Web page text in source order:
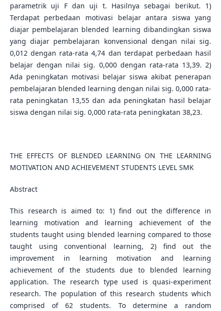
parametrik uji F dan uji t. Hasilnya sebagai berikut. 1)
Terdapat perbedaan motivasi belajar antara siswa yang
diajar pembelajaran blended learning dibandingkan siswa
yang diajar pembelajaran konvensional dengan nilai sig.
0,012 dengan rata-rata 4,74 dan terdapat perbedaan hasil
belajar dengan nilai sig. 0,000 dengan rata-rata 13,39. 2)
Ada peningkatan motivasi belajar siswa akibat penerapan
pembelajaran blended learning dengan nilai sig. 0,000 rata-
rata peningkatan 13,55 dan ada peningkatan hasil belajar
siswa dengan nilai sig. 0,000 rata-rata peningkatan 38,23.
THE EFFECTS OF BLENDED LEARNING ON THE LEARNING
MOTIVATION AND ACHIEVEMENT STUDENTS LEVEL SMK
Abstract
This research is aimed to: 1) find out the difference in
learning motivation and learning achievement of the
students taught using blended learning compared to those
taught using conventional learning, 2) find out the
improvement in learning motivation and learning
achievement of the students due to blended learning
application. The research type used is quasi-experiment
research. The population of this research students which
comprised of 62 students. To determine a random